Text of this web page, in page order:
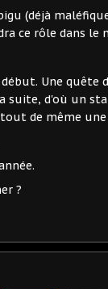
(déjà
ce rôle dans le
Une quête
suite, d'où un
de même
?